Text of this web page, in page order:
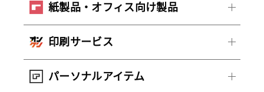
紙製品・オフィス向け製品
印刷サービス
パーソナルアイテム